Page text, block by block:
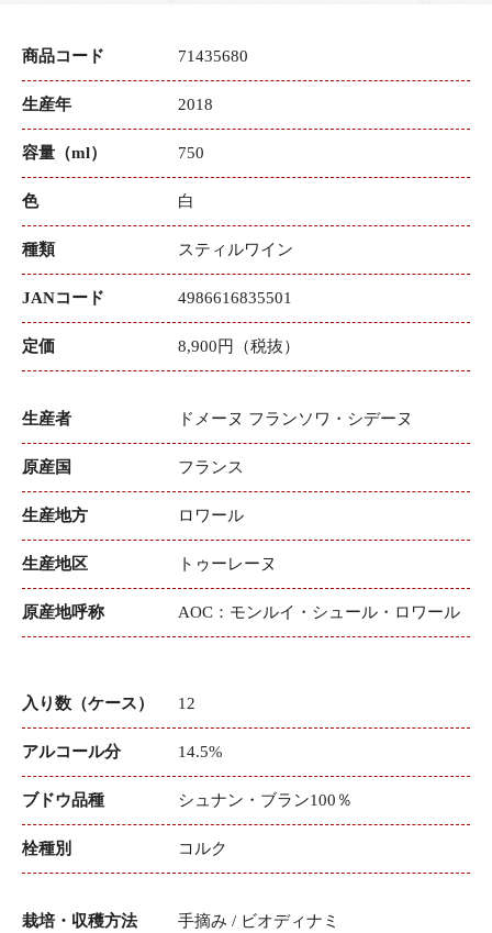
商品コード 71435680
生産年 2018
容量（ml） 750
色 白
種類 スティルワイン
JANコード 4986616835501
定価 8,900円（税抜）
生産者 ドメーヌ フランソワ・シデーヌ
原産国 フランス
生産地方 ロワール
生産地区 トゥーレーヌ
原産地呼称 AOC：モンルイ・シュール・ロワール
入り数（ケース） 12
アルコール分 14.5%
ブドウ品種 シュナン・ブラン100％
栓種別 コルク
栽培・収穫方法 手摘み / ビオディナミ